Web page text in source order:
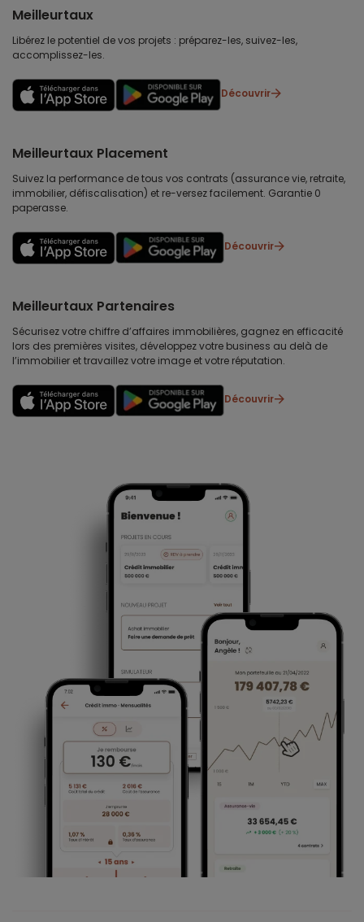
Meilleurtaux
Libérez le potentiel de vos projets : préparez-les, suivez-les,
accomplissez-les.
Découvrir
Meilleurtaux Placement
Suivez la performance de tous vos contrats (assurance vie, retraite,
immobilier, défiscalisation) et re-versez facilement. Garantie 0
paperasse.
Découvrir
Meilleurtaux Partenaires
Sécurisez votre chiffre d’affaires immobilières, gagnez en efficacité
lors des premières visites, développez votre business au delà de
l’immobilier et travaillez votre image et votre réputation.
Découvrir